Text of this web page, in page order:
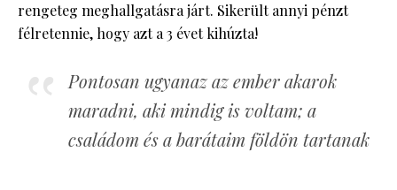
rengeteg meghallgatásra járt. Sikerült annyi pénzt
félretennie, hogy azt a 3 évet kihúzta!
Pontosan ugyanaz az ember akarok
maradni, aki mindig is voltam; a
családom és a barátaim földön tartanak